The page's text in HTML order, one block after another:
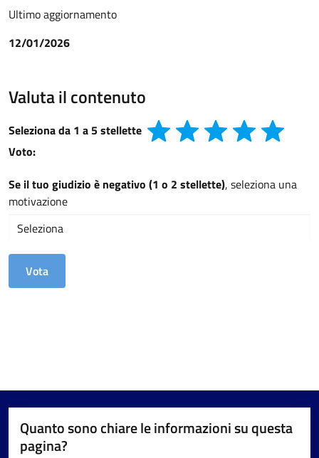
Ultimo aggiornamento
12/01/2026
Valuta il contenuto
Seleziona da 1 a 5 stellette
Voto:
Se il tuo giudizio è negativo (1 o 2 stellette), seleziona una
motivazione
Quanto sono chiare le informazioni su questa
pagina?